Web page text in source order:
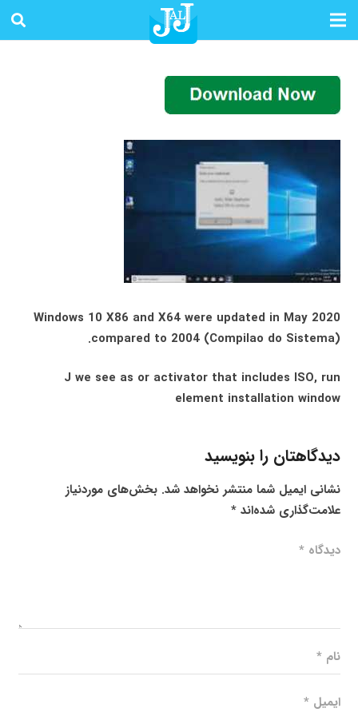
Windows 10 X86 and X64 were updated in May 2020
compared to 2004 (Compilao do Sistema).
J we see as or activator that includes ISO, run
element installation window
دیدگاهتان را بنویسید
نشانی ایمیل شما منتشر نخواهد شد. بخش‌های موردنیاز
علامت‌گذاری شده‌اند*